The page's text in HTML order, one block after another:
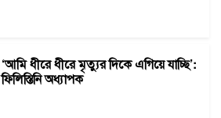
‘আমি ধীরে ধীরে মৃত্যুর দিকে এগিয়ে যাচ্ছি’:
ফিলিস্তিনি অধ্যাপক